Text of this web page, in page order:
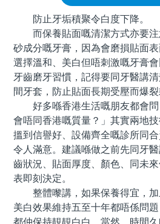
防止牙垢積聚令白度下降。
而保養貼面嘅清潔方式亦要注
砂成分嘅牙膏，因為會磨損貼面表
選擇溫和、美白但唔刺激嘅牙膏
牙齒磨牙習慣，記得要同牙醫講
間牙套，防止貼面長期受壓而爆裂
好多喺香港生活嘅朋友都會問
會唔同香港嘅質量？」其實兩地
搵到信譽好、設備齊全嘅診所同
令人滿意。建議喺做之前先同牙
齒狀況、貼面厚度、顏色、同未
表即刻決定。
整體嚟講，如果保養得宜，加
美白效果維持五至十年都唔係問
都仲保持靚靚白白。當然，時間